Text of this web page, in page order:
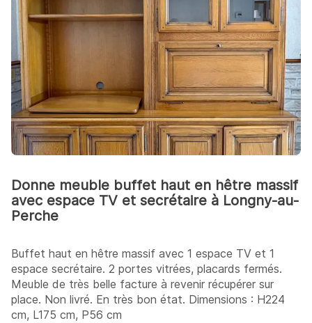
Donne meuble buffet haut en hêtre massif
avec espace TV et secrétaire à Longny-au-
Perche
Buffet haut en hêtre massif avec 1 espace TV et 1
espace secrétaire. 2 portes vitrées, placards fermés.
Meuble de très belle facture à revenir récupérer sur
place. Non livré. En très bon état. Dimensions : H224
cm, L175 cm, P56 cm